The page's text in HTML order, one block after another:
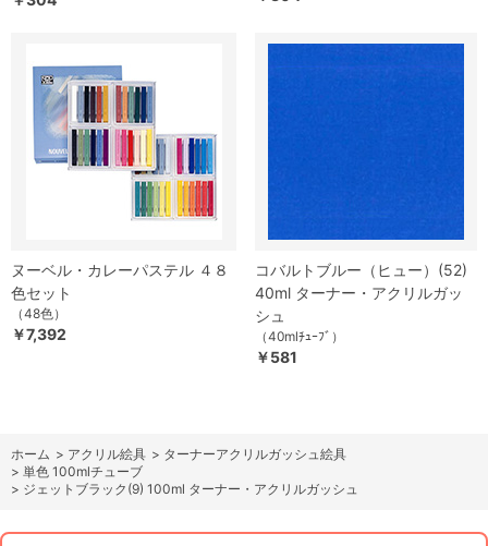
ヌーベル・カレーパステル ４８
色セット
（48色）
￥7,392
コバルトブルー（ヒュー）(52)
40ml ターナー・アクリルガッ
シュ
（40mlﾁｭｰﾌﾞ）
￥581
ホーム > アクリル絵具 > ターナーアクリルガッシュ絵具
> 単色 100mlチューブ
> ジェットブラック(9) 100ml ターナー・アクリルガッシュ